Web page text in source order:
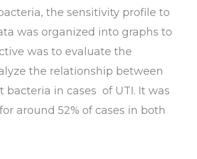
the sensitivity profile to
was organized into graphs to
was to evaluate the
the relationship between
in cases of UTI. It was
around 52% of cases in both